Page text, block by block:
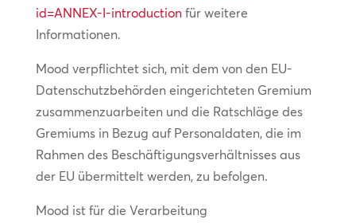
id=ANNEX-I-introductionfür weitere
Informationen.
Mood verpflichtet sich, mit dem von den EU-
Datenschutzbehörden eingerichteten Gremium
zusammenzuarbeiten und die Ratschläge des
Gremiums in Bezug auf Personaldaten, die im
Rahmen des Beschäftigungsverhältnisses aus
der EU übermittelt werden, zu befolgen.
Mood ist für die Verarbeitung